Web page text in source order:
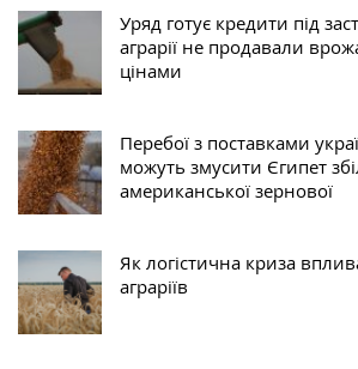
Уряд готує кредити під
аграрії не продавали
цінами
Перебої з поставками
можуть змусити Єгипет
американської зернової
Як логістична криза
аграріїв